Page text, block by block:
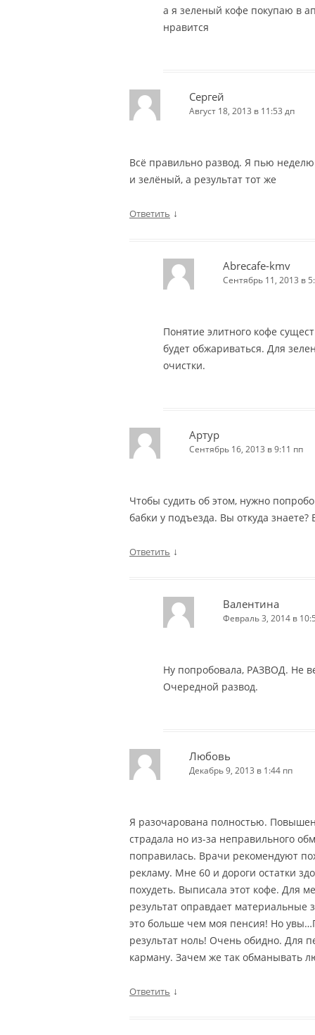
а я зеленый кофе покупаю в
нравится
Сергей
Август 18, 2013 в 11:53 дп
Всё правильно развод. Я пью
и зелёный, а результат тот же
Ответить ↓
Abrecafe-kmv
Сентябрь 11, 2013 в
Понятие элитного кофе
будет обжариваться. Для
очистки.
Артур
Сентябрь 16, 2013 в 9:11 пп
Чтобы судить об этом, нужно
бабки у подъезда. Вы откуда
Ответить ↓
Валентина
Февраль 3, 2014 в
Ну попробовала, РАЗВОД. Не
Очередной развод.
Любовь
Декабрь 9, 2013 в 1:44 пп
Я разочарована полностью.
страдала но из-за неправильного
поправилась. Врачи рекомендуют
рекламу. Мне 60 и дороги остатки
похудеть. Выписала этот кофе. Для
результат оправдает
это больше чем моя пенсия! Но
результат ноль! Очень обидно. Для
карману. Зачем же так обманывать
Ответить ↓